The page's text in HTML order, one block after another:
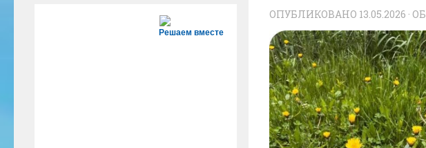
ОПУБЛИКОВАНО 13.05.2026 ·
Решаем вместе